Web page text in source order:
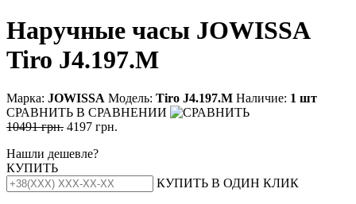
Наручные часы JOWISSA
Tiro J4.197.M
Марка: JOWISSA Модель: Тirо J4.197.М Наличие: 1 шт
СРАВНИТЬ В СРАВНЕНИИ
10491 грн. 4197 грн.
Нашли дешевле?
КУПИТЬ
КУПИТЬ В ОДИН КЛИК